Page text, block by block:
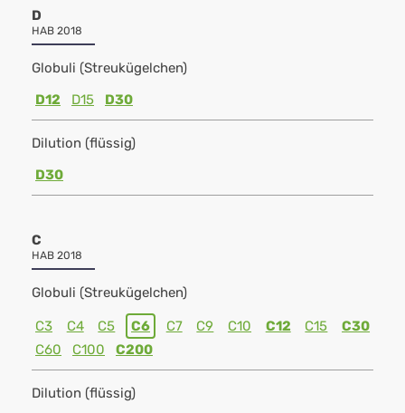
D
HAB 2018
Globuli (Streukügelchen)
D12
D15 D30
Dilution (flüssig)
D30
C
HAB 2018
Globuli (Streukügelchen)
C3 C4 C5 C6 C7 C9 C10 C12 C15
C30
C60
C100 C200
Dilution (flüssig)